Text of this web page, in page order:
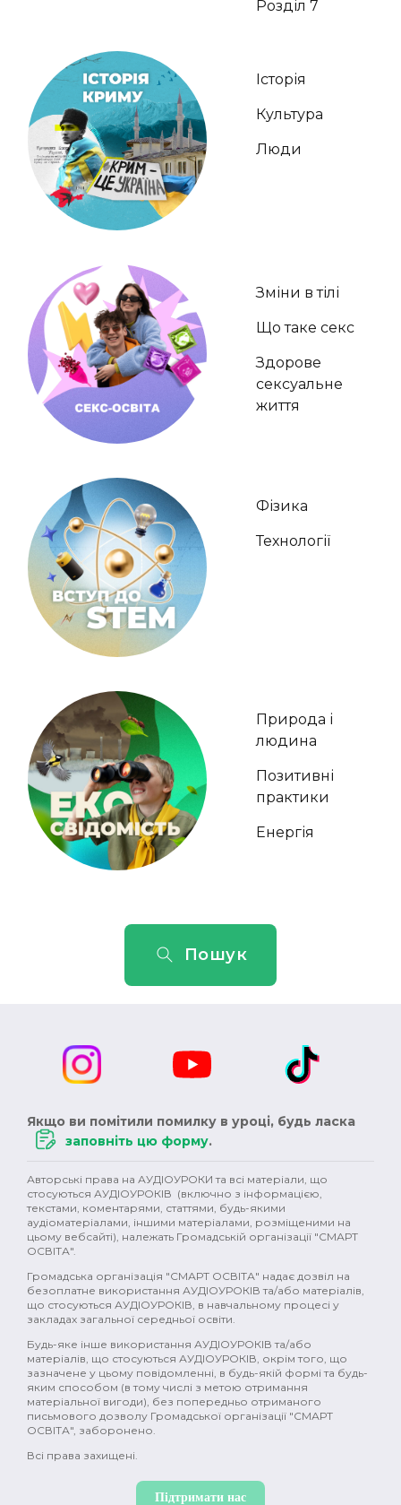
Розділ 7
Історія
Культура
Люди
Зміни в тілі
Що таке секс
Здорове
сексуальне
життя
Фізика
Технології
Природа і
людина
Позитивні
практики
Енергія
Пошук
Якщо ви помітили помилку в уроці, будь ласка
заповніть цю форму.
Авторські права на АУДІОУРОКИ та всі матеріали, що
стосуються АУДІОУРОКІВ (включно з інформацією,
текстами, коментарями, статтями, будь-якими
аудіоматеріалами, іншими матеріалами, розміщеними на
цьому вебсайті), належать Громадській організації "СМАРТ
ОСВІТА".
Громадська організація "СМАРТ ОСВІТА" надає дозвіл на
безоплатне використання АУДІОУРОКІВ та/або матеріалів,
що стосуються АУДІОУРОКІВ, в навчальному процесі у
закладах загальної середньої освіти.
Будь-яке інше використання АУДІОУРОКІВ та/або
матеріалів, що стосуються АУДІОУРОКІВ, окрім того, що
зазначене у цьому повідомленні, в будь-якій формі та будь-
яким способом (в тому числі з метою отримання
матеріальної вигоди), без попередньо отриманого
письмового дозволу Громадської організації "СМАРТ
ОСВІТА", заборонено.
Всі права захищені.
Підтримати нас